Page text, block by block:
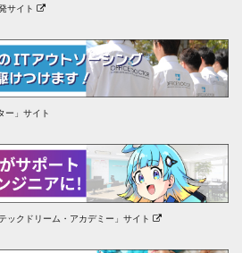
サイト
ー」サイト
ックドリーム・アカデミー」サイト